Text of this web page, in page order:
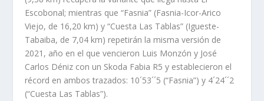
Escobonal; mientras que “Fasnia” (Fasnia-Icor-Arico
Viejo, de 16,20 km) y “Cuesta Las Tablas” (Igueste-
Tabaiba, de 7,04 km) repetirán la misma versión de
2021, año en el que vencieron Luis Monzón y José
Carlos Déniz con un Skoda Fabia R5 y establecieron el
récord en ambos trazados: 10´53´´5 (“Fasnia”) y 4´24´´2
(“Cuesta Las Tablas”).